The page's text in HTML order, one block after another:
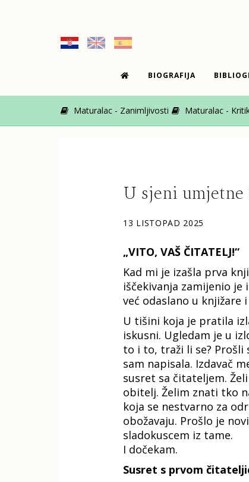
BIOGRAFIJA
Maturalac - Zanimljivosti Maturalac -
U sjeni
13 LISTOPAD 2025
„VITO, VAŠ ČITATELJ!“
Kad mi je izašla prva
iščekivanja zamijenio
već odaslano u
U tišini koja je pratila
iskusni. Ugledam je u
to i to, traži li se? Prošli
sam napisala. Izdavač
susret sa čitateljem.
obitelj. Želim znati tko
koja se nestvarno za
obožavaju. Prošlo je
sladokuscem iz tame.
I dočekam.
Susret s prvom